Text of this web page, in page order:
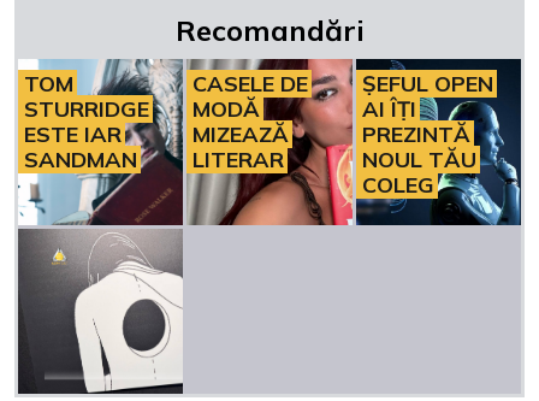
Recomandări
TOM
STURRIDGE
ESTE IAR
SANDMAN
CASELE DE
MODĂ
MIZEAZĂ
LITERAR
ȘEFUL OPEN
AI ÎȚI
PREZINTĂ
NOUL TĂU
COLEG